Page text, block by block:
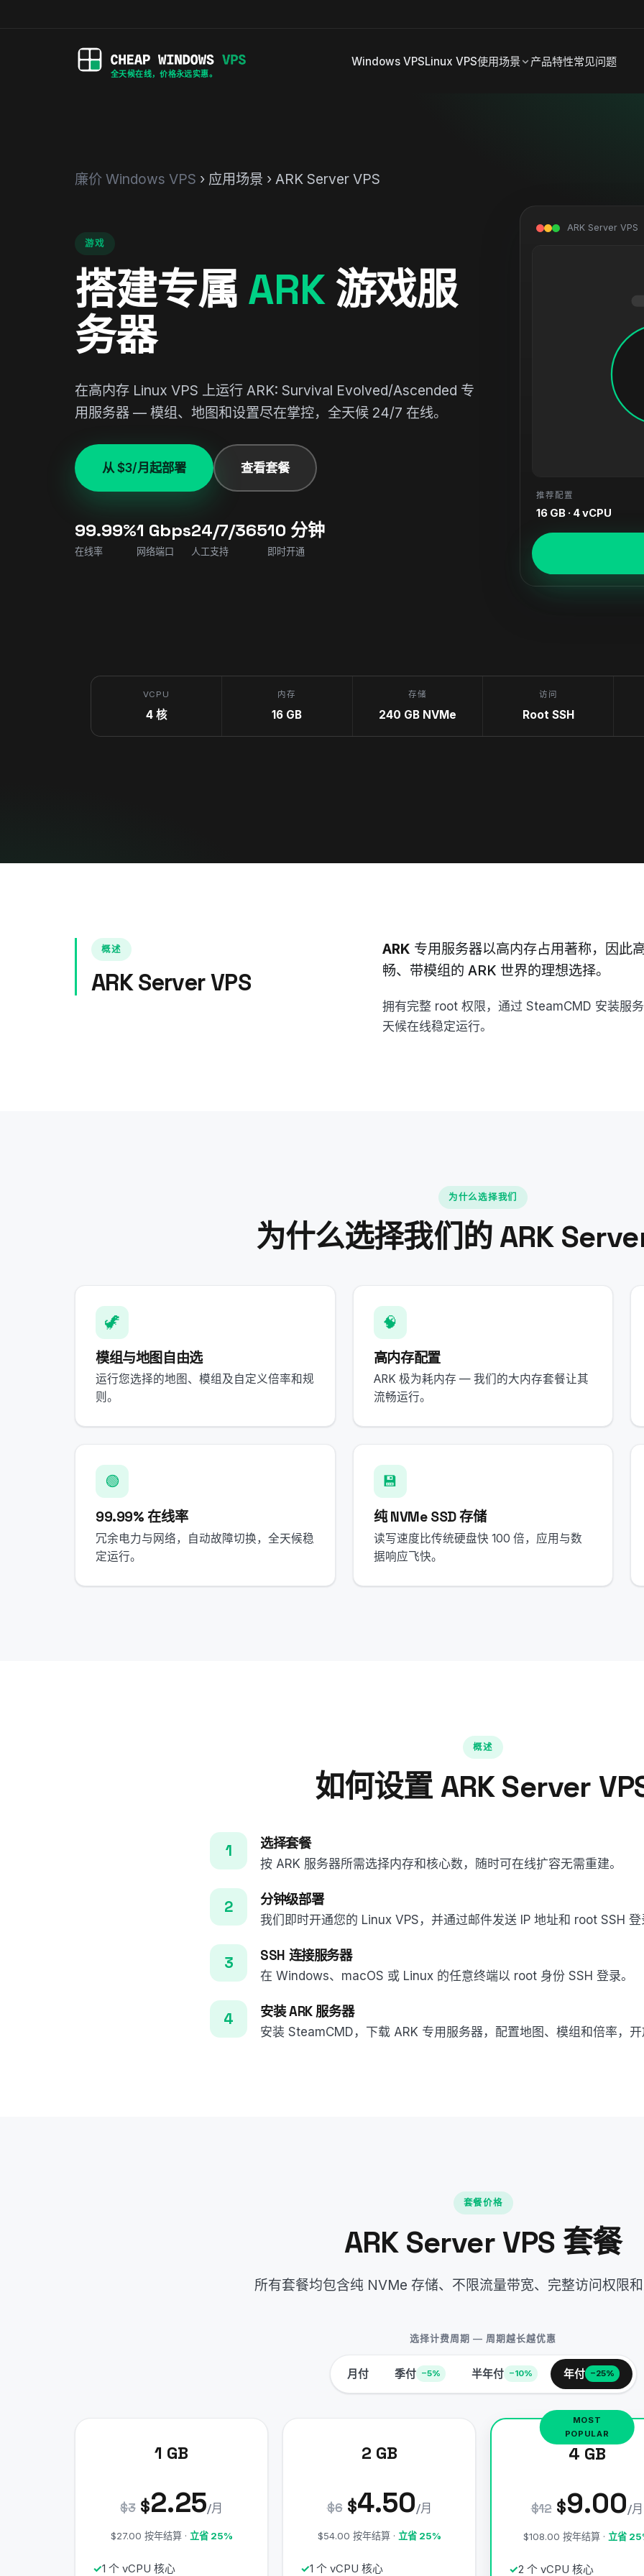
全天候在线，价格永远实惠。
Windows VPSLinux VPS使用场景 产品特性常见问题
廉价 Windows VPS › 应用场景 › ARK Server VPS
游戏
搭建专属 ARK游戏服
务器
在高内存 Linux VPS 上运行 ARK: Survival Evolved/Ascended 专
用服务器 — 模组、地图和设置尽在掌控，全天候 24/7 在线。
从 $3/月起部署 查看套餐
99.99%
在线率
1 Gbps
网络端口
24/7/365
人工支持
10 分钟
即时开通
ARK Server VPS
推荐配置
16 GB · 4 vCPU
VCPU
4 核
内存
16 GB
存储
240 GB NVMe
访问
Root SSH
概述
ARK Server VPS
ARK 专用服务器以高内存占用著称，因此
畅、带模组的 ARK 世界的理想选择。
拥有完整 root 权限，通过 SteamCMD 安装服
天候在线稳定运行。
为什么选择我们
为什么选择我们的 ARK
🦖
模组与地图自由选
运行您选择的地图、模组及自定义倍率和规
则。
🧠
高内存配置
ARK 极为耗内存 — 我们的大内存套餐让其
流畅运行。
🟢
99.99% 在线率
冗余电力与网络，自动故障切换，全天候稳
定运行。
💾
纯 NVMe SSD 存储
读写速度比传统硬盘快 100 倍，应用与数
据响应飞快。
概述
如何设置 ARK Server
选择套餐
按 ARK 服务器所需选择内存和核心数，随时可在线扩容无需重建。
分钟级部署
我们即时开通您的 Linux VPS，并通过邮件发送 IP 地址和 root SSH 登
SSH 连接服务器
在 Windows、macOS 或 Linux 的任意终端以 root 身份 SSH 登录。
安装 ARK 服务器
安装 SteamCMD，下载 ARK 专用服务器，配置地图、模组和倍率，开
套餐价格
ARK Server VPS 套餐
所有套餐均包含纯 NVMe 存储、不限流量带宽、完整访问权限和
选择计费周期 — 周期越长越优惠
月付 季付 −5% 半年付 −10% 年付 −25%
1 GB
$3 $2.25/月
$27.00 按年结算 · 立省 25%
1 个 vCPU 核心
2 GB
$6 $4.50/月
$54.00 按年结算 · 立省 25%
1 个 vCPU 核心
4 GB
$12 $9.00/月
$108.00 按年结算 · 立省
2 个 vCPU 核心